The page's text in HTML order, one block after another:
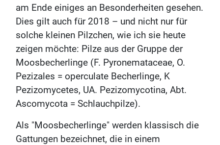
am Ende einiges an Besonderheiten gesehen.
Dies gilt auch für 2018 – und nicht nur für
solche kleinen Pilzchen, wie ich sie heute
zeigen möchte: Pilze aus der Gruppe der
Moosbecherlinge (F. Pyronemataceae, O.
Pezizales = operculate Becherlinge, K
Pezizomycetes, UA. Pezizomycotina, Abt.
Ascomycota = Schlauchpilze).
Als "Moosbecherlinge" werden klassisch die
Gattungen bezeichnet, die in einem